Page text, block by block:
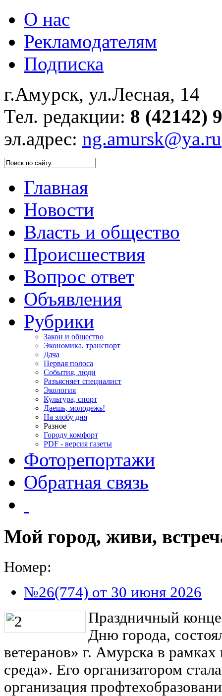
О нас
Рекламодателям
Подписка
г.Амурск, ул.Лесная, 14
Тел. редакции: 8 (42142)
эл.адрес: ng.amursk@ya.ru
Главная
Новости
Власть и общество
Происшествия
Вопрос ответ
Объявления
Рубрики
Закон и общество
Экономика, транспорт
Дача
Первая полоса
События, люди
Разъясняет специалист
Экология
Культура, спорт
Даешь, молодежь!
На злобу дня
Разное
Городу комфорт
PDF - версия газеты
Фоторепортажи
Обратная связь
Мой город, живи,
Номер:
№26(774) от 30 июня 2026
Праздничный
Дню города,
ветеранов» г. Амурска в рамках
среда». Его организатором
организация